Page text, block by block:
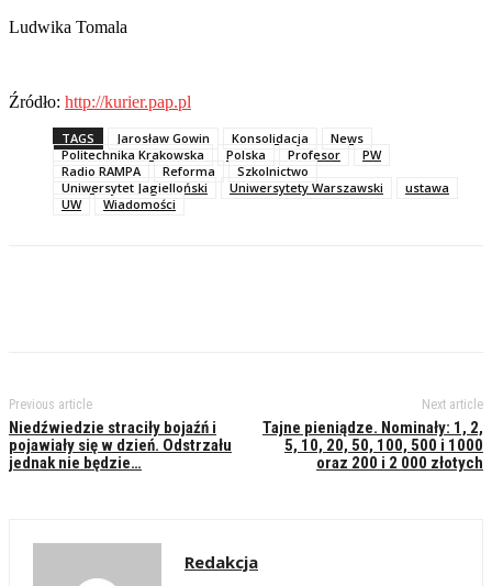
Ludwika Tomala
Źródło: http://kurier.pap.pl
TAGS Jarosław Gowin Konsolidacja
News
Politechnika Krakowska
Polska Profesor
PW
Radio RAMPA
Reforma
Szkolnictwo
Uniwersytet Jagielloński
Uniwersytety Warszawski
ustawa
UW
Wiadomości
Previous article
Niedźwiedzie straciły bojaźń i
pojawiały się w dzień. Odstrzału
jednak nie będzie…
Next article
Tajne pieniądze. Nominały: 1, 2,
5, 10, 20, 50, 100, 500 i 1000
oraz 200 i 2 000 złotych
Redakcja